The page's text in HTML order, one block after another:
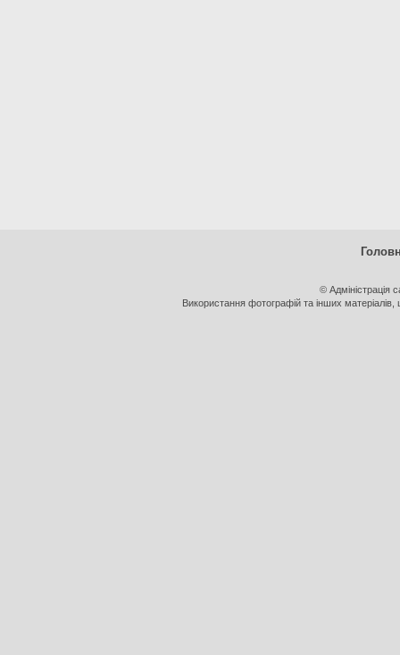
© Адміністрація
Використання фотографій та інших матеріалів,